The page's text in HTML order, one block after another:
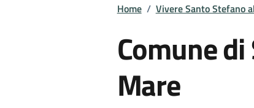
Home / Vivere Santo Stefano
Comune
Mare